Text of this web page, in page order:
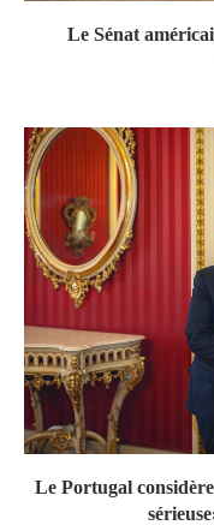
Le Sénat
Le Portugal